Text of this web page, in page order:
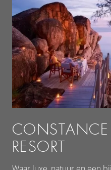
CONSTANCE
RESORT